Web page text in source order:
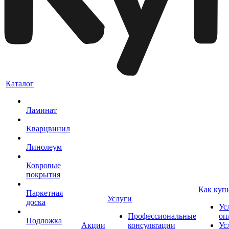
Каталог
Ламинат
Кварцвинил
Линолеум
Ковровые
покрытия
Паркетная
доска
Подложка
Акции
Услуги
Профессиональные
консультации
Как